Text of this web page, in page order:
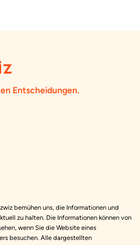
Entscheidungen.
bemühen uns, die Informationen und
zu halten. Die Informationen können von
wenn Sie die Website eines
besuchen. Alle dargestellten